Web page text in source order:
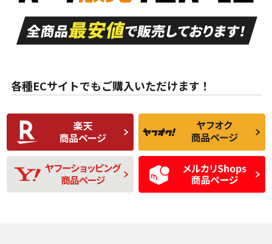
A
走行距離も少なく、
目立つ傷もほとんど
ない中古品
A
走行距離も少なく、
非常に状態の良い中
古品
な中古品
んどない中古品
C
使用感や傷があり、
比較的きれいな中古
品
C
偏磨耗・劣化は感じ
られるが、使用に問
題のない中古品
D
使用感や目立つ傷が
あり、一般的な中古
品
D
残り溝も少なく、偏
磨耗がみられ、短期
間使用できるくらい
の中古品
各種ECサイトでもご購入いただけます！